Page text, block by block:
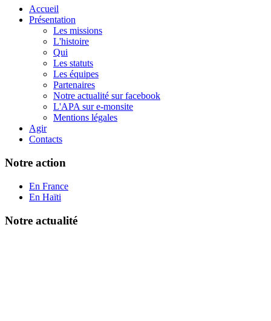
Accueil
Présentation
Les missions
L'histoire
Qui
Les statuts
Les équipes
Partenaires
Notre actualité sur facebook
L'APA sur e-monsite
Mentions légales
Agir
Contacts
Notre action
En France
En Haïti
Notre actualité